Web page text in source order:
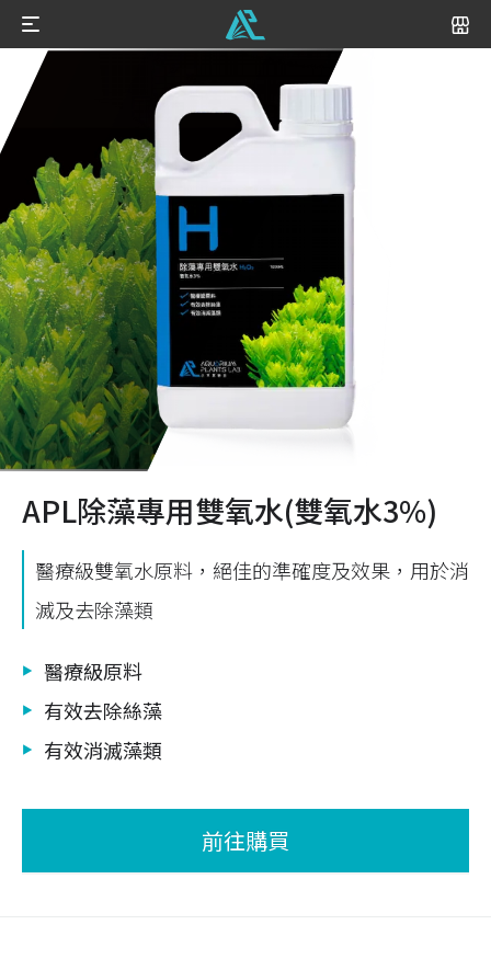
APL除藻專用雙氧水(雙氧水3%)
醫療級雙氧水原料，絕佳的準確度及效果，用於消
滅及去除藻類
醫療級原料
有效去除絲藻
有效消滅藻類
前往購買